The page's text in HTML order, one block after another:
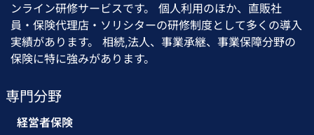
ンライン研修サービスです。 個人利用のほか、直販社
員・保険代理店・ソリシターの研修制度として多くの導入
実績があります。 相続,法人、事業承継、事業保障分野の
保険に特に強みがあります。
専門分野
経営者保険